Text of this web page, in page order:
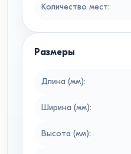
Количество мест:
Размеры
Длина (мм):
Ширина (мм):
Высота (мм):